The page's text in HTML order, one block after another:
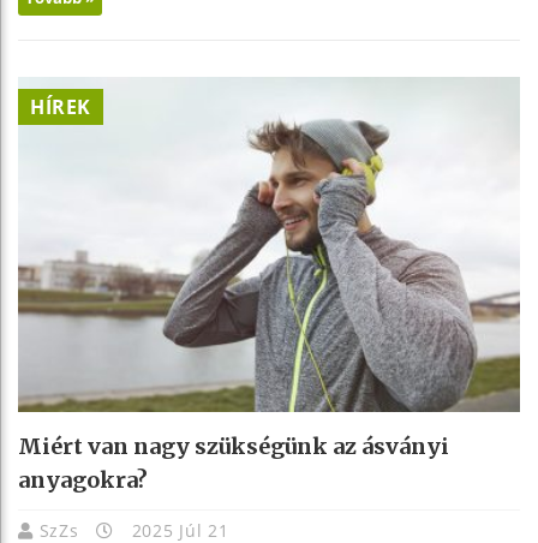
HÍREK
Miért van nagy szükségünk az ásványi
anyagokra?
SzZs 2025 Júl 21